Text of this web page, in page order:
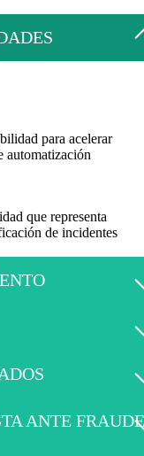
para acelerar
automatización
ANTE